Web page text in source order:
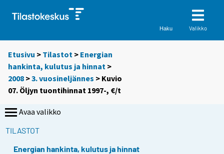
Haku Valikko
Etusivu > Tilastot > Energian
hankinta, kulutus ja hinnat >
2008 >3. vuosineljännes > Kuvio
07. Öljyn tuontihinnat 1997-, €/t
Avaa valikko
TILASTOT
Energian hankinta, kulutus ja hinnat